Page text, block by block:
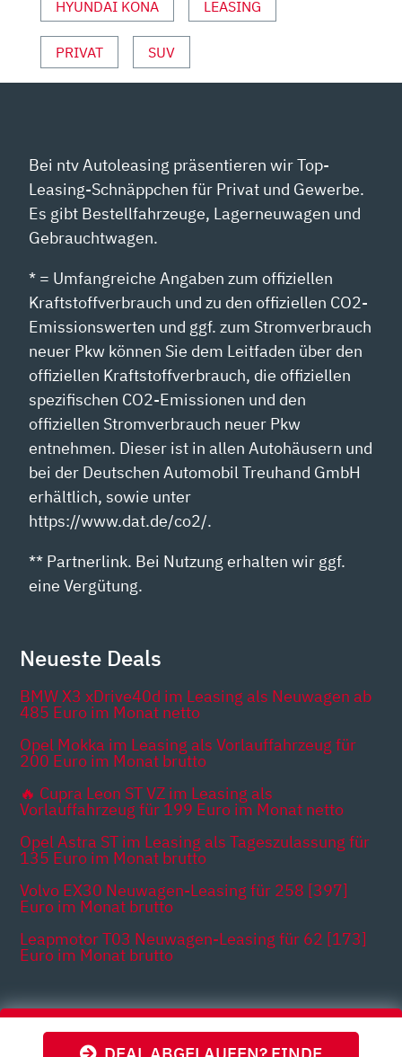
HYUNDAI KONA LEASING
PRIVAT SUV
Bei ntv Autoleasing präsentieren wir Top-
Leasing-Schnäppchen für Privat und Gewerbe.
Es gibt Bestellfahrzeuge, Lagerneuwagen und
Gebrauchtwagen.
* = Umfangreiche Angaben zum offiziellen
Kraftstoffverbrauch und zu den offiziellen CO2-
Emissionswerten und ggf. zum Stromverbrauch
neuer Pkw können Sie dem Leitfaden über den
offiziellen Kraftstoffverbrauch, die offiziellen
spezifischen CO2-Emissionen und den
offiziellen Stromverbrauch neuer Pkw
entnehmen. Dieser ist in allen Autohäusern und
bei der Deutschen Automobil Treuhand GmbH
erhältlich, sowie unter
https://www.dat.de/co2/.
** Partnerlink. Bei Nutzung erhalten wir ggf.
eine Vergütung.
Neueste Deals
BMW X3 xDrive40d im Leasing als Neuwagen ab
485 Euro im Monat netto
Opel Mokka im Leasing als Vorlauffahrzeug für
200 Euro im Monat brutto
🔥 Cupra Leon ST VZ im Leasing als
Vorlauffahrzeug für 199 Euro im Monat netto
Opel Astra ST im Leasing als Tageszulassung für
135 Euro im Monat brutto
Volvo EX30 Neuwagen-Leasing für 258 [397]
Euro im Monat brutto
Leapmotor T03 Neuwagen-Leasing für 62 [173]
Euro im Monat brutto